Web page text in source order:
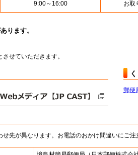
9:00～16:00 お取
ります。
せていただきます。
郵便
先が異なります。お電話のおかけ間違いにご注